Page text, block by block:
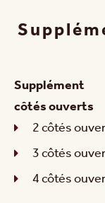
Supplément
côtés ouverts
2 côtés
3 côtés
4 côtés